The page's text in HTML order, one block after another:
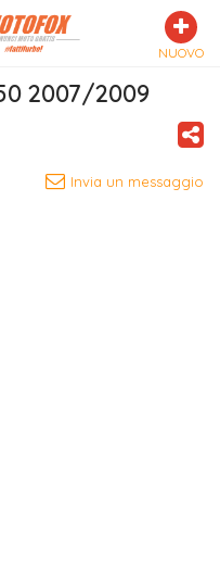
NUOVO
2007/2009
Invia un messaggio